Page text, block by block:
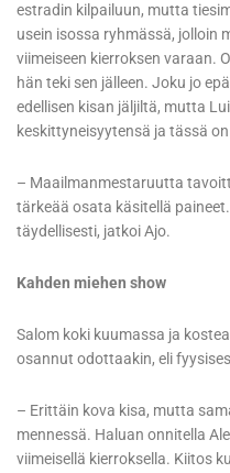
estradin kilpailuun, mutta
usein isossa ryhmässä,
viimeiseen kierroksen varaan.
hän teki sen jälleen. Joku jo
edellisen kisan jäljiltä, mutta
keskittyneisyytensä ja tässä
– Maailmanmestaruutta
tärkeää osata käsitellä
täydellisesti, jatkoi Ajo.
Kahden miehen show
Salom koki kuumassa ja
osannut odottaakin, eli
– Erittäin kova kisa, mutta
mennessä. Haluan onnitella
viimeisellä kierroksella. Kiitos